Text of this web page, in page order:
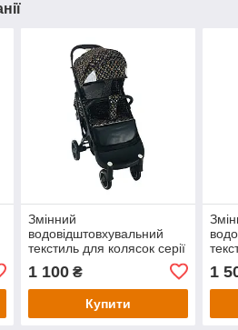
Змінний
водовідштовхувальний
текстиль для колясок серії
Коричневий з візерунком
KT5000209
1 100₴
Купити
еко
1